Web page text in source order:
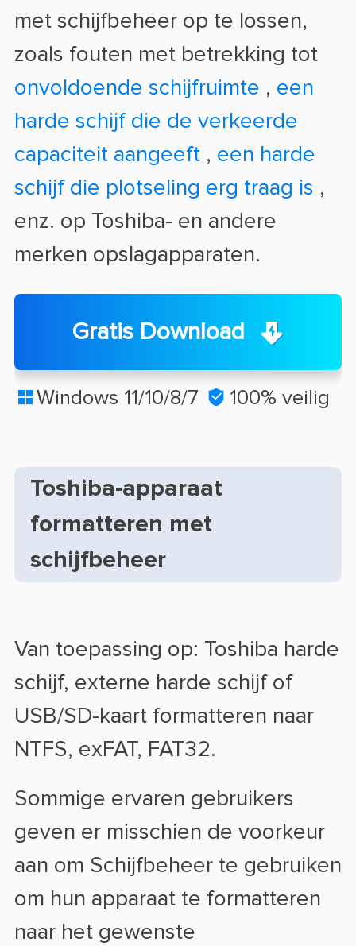
met schijfbeheer op te lossen,
zoals fouten met betrekking tot
onvoldoende schijfruimte , een
harde schijf die de verkeerde
capaciteit aangeeft, een harde
schijf die plotseling erg traag is ,
enz. op Toshiba- en andere
merken opslagapparaten.
Gratis Download
 Windows 11/10/8/7  100% veilig
Toshiba-apparaat
formatteren met
schijfbeheer
Van toepassing op: Toshiba harde
schijf, externe harde schijf of
USB/SD-kaart formatteren naar
NTFS, exFAT, FAT32.
Sommige ervaren gebruikers
geven er misschien de voorkeur
aan om Schijfbeheer te gebruiken
om hun apparaat te formatteren
naar het gewenste